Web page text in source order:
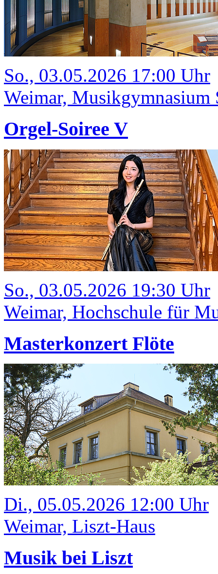
So., 03.05.2026 17:00 Uhr
Weimar, Musikgymnasium
Orgel-Soiree V
So., 03.05.2026 19:30 Uhr
Weimar, Hochschule für
Masterkonzert Flöte
Di., 05.05.2026 12:00 Uhr
Weimar, Liszt-Haus
Musik bei Liszt